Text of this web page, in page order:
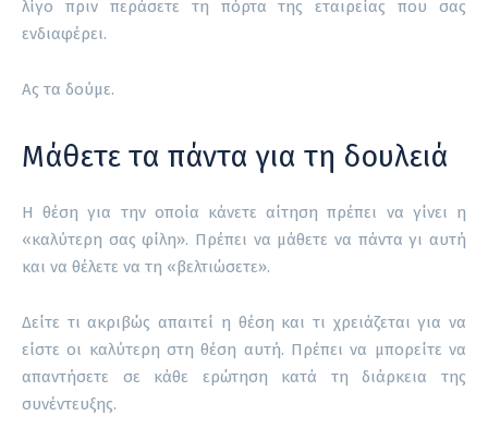
λίγο πριν περάσετε τη πόρτα της εταιρείας που σας
ενδιαφέρει.
Ας τα δούμε.
Μάθετε τα πάντα για τη δουλειά
Η θέση για την οποία κάνετε αίτηση πρέπει να γίνει η
«καλύτερη σας φίλη». Πρέπει να μάθετε να πάντα γι αυτή
και να θέλετε να τη «βελτιώσετε».
Δείτε τι ακριβώς απαιτεί η θέση και τι χρειάζεται για να
είστε οι καλύτερη στη θέση αυτή. Πρέπει να μπορείτε να
απαντήσετε σε κάθε ερώτηση κατά τη διάρκεια της
συνέντευξης.